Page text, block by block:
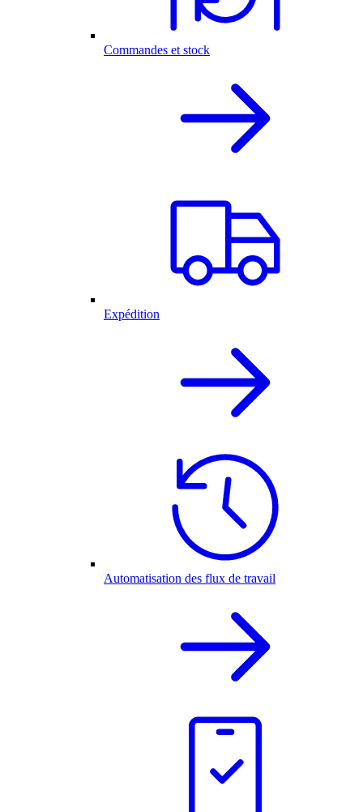
Commandes et stock
Expédition
Automatisation des flux de travail